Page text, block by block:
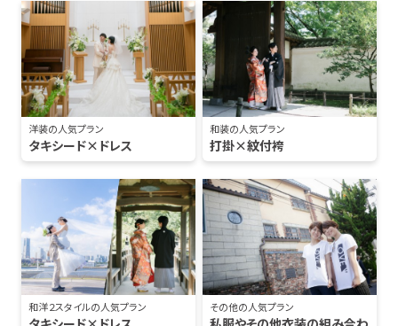
洋装の人気プラン
タキシード×ドレス
和装の人気プラン
打掛×紋付袴
和洋２スタイルの人気プラン その他の人気プラン